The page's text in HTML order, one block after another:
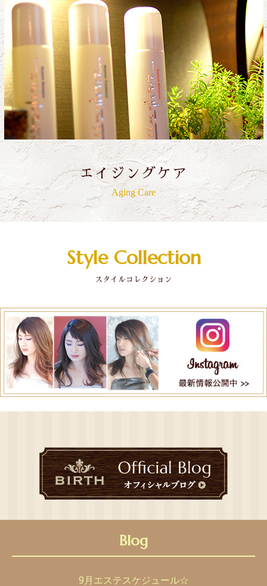
エイジングケア
Aging Care
Style Collection
スタイルコレクション
Blog
9月エステスケジュール☆